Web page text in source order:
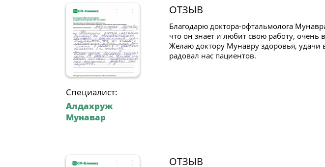
Специалист:
Алдахруж
Мунавар
ОТЗЫВ
Благодарю доктора-офтальмолога
что он знает и любит свою работу, очень
Желаю доктору Мунавру здоровья,
радовал нас пациентов.
ОТЗЫВ